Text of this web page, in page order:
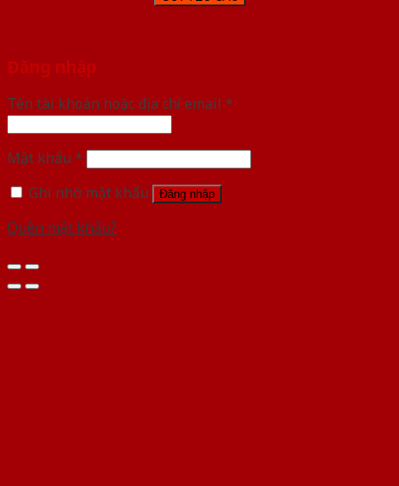
Đăng nhập
Tên tài khoản hoặc địa chỉ email *
Mật khẩu *
Ghi nhớ mật khẩu
Đăng nhập
Quên mật khẩu?